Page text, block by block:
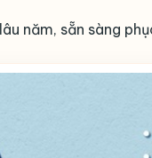
năm, sẵn sàng